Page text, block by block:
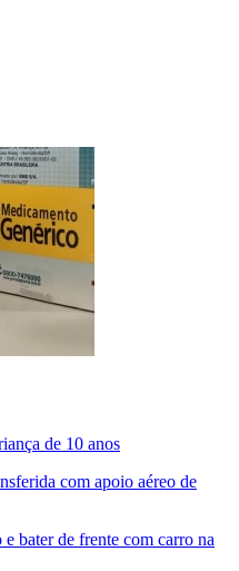
de 10 anos
com apoio aéreo de
bater de frente com carro na